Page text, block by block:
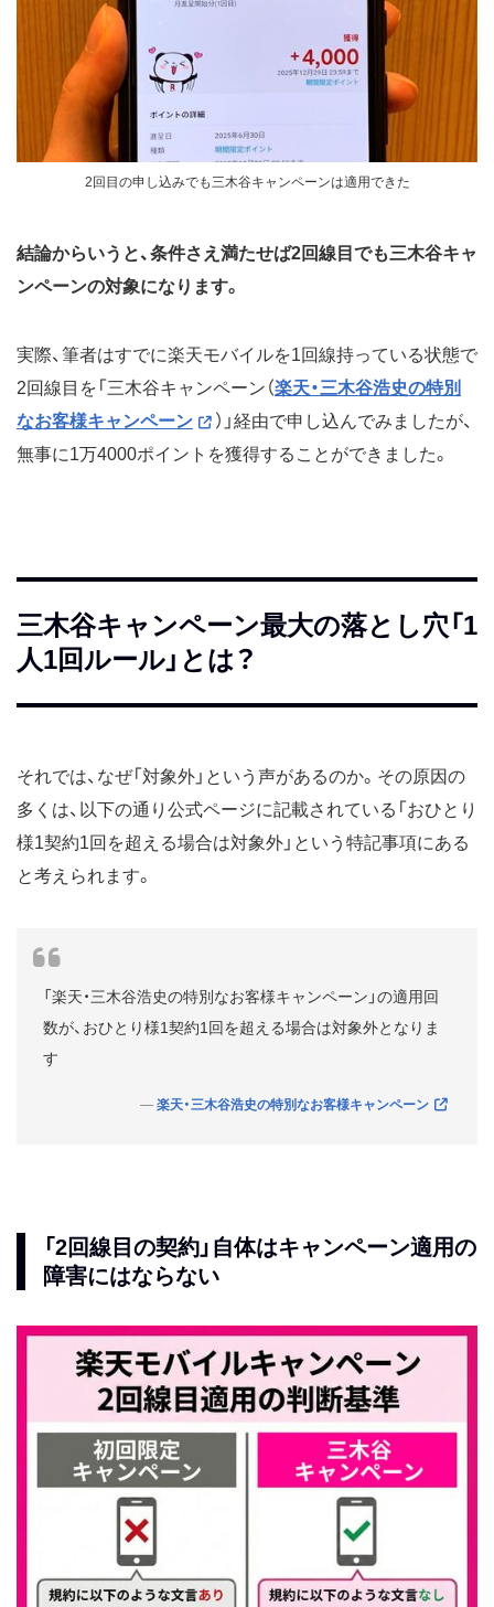
2回目の申し込みでも三木谷キャンペーンは適用できた
結論からいうと、条件さえ満たせば2回線目でも三木谷キャ
ンペーンの対象になります。
実際、筆者はすでに楽天モバイルを1回線持っている状態で
2回線目を「三木谷キャンペーン（楽天・三木谷浩史の特別
なお客様キャンペーン
）」経由で申し込んでみましたが、
無事に1万4000ポイントを獲得することができました。
三木谷キャンペーン最大の落とし穴「1
人1回ルール」とは？
それでは、なぜ「対象外」という声があるのか。その原因の
多くは、以下の通り公式ページに記載されている「おひとり
様1契約1回を超える場合は対象外」という特記事項にある
と考えられます。
「楽天・三木谷浩史の特別なお客様キャンペーン」の適用回
数が、おひとり様1契約1回を超える場合は対象外となりま
す
楽天・三木谷浩史の特別なお客様キャンペーン
「2回線目の契約」自体はキャンペーン適用の
障害にはならない